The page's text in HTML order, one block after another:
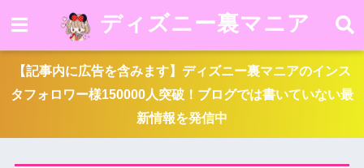
ディズニー裏マニア
【記事内に広告を含みます】ディズニー裏マニアのインス
タフォロワー様150000人突破！ブログでは書いていない最
新情報を発信中